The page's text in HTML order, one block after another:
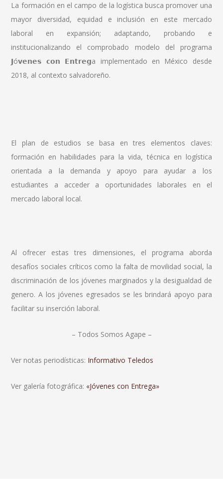
La formación en el campo de la logística busca promover una
mayor diversidad, equidad e inclusión en este mercado
laboral en expansión; adaptando, probando e
institucionalizando el comprobado modelo del programa
𝗝ó𝘃𝗲𝗻𝗲𝘀 𝗰𝗼𝗻 𝗘𝗻𝘁𝗿𝗲𝗴a implementado en México desde
2018, al contexto salvadoreño.
El plan de estudios se basa en tres elementos claves:
formación en habilidades para la vida, técnica en logística
orientada a la demanda y apoyo para ayudar a los
estudiantes a acceder a oportunidades laborales en el
mercado laboral local.
Al ofrecer estas tres dimensiones, el programa aborda
desafíos sociales críticos como la falta de movilidad social, la
discriminación de los jóvenes marginados y la desigualdad de
genero. A los jóvenes egresados se les brindará apoyo para
facilitar su inserción laboral.
– Todos Somos Agape –
Ver notas periodísticas: Informativo Teledos
Ver galería fotográfica: «Jóvenes con Entrega»